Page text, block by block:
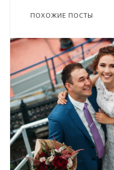
ПОХОЖИЕ ПОСТЫ